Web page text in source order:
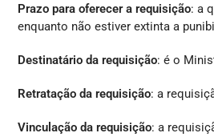
Prazo para oferecer a requisição: a
enquanto não estiver extinta a
Destinatário da requisição: é o
Retratação da requisição: a
Vinculação da requisição: a